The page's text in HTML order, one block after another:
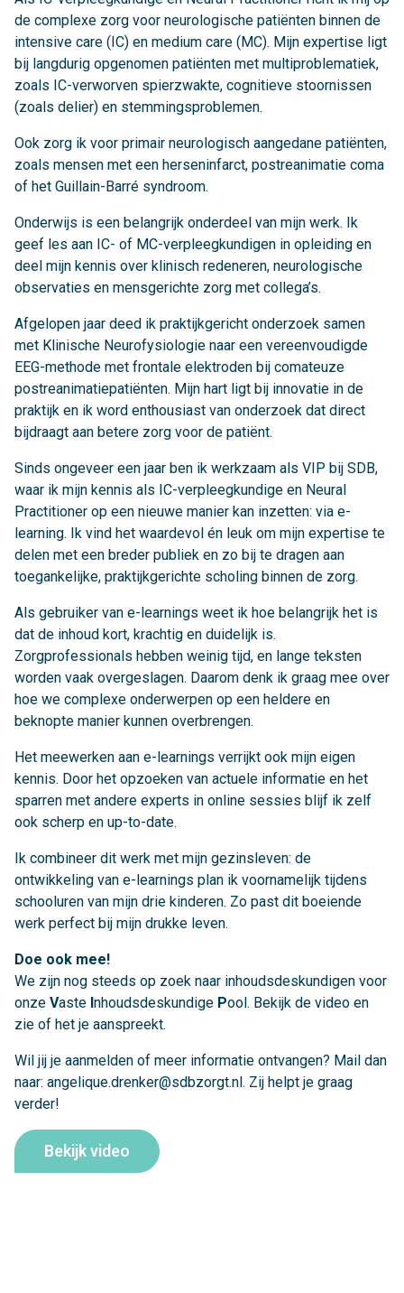
de complexe zorg voor neurologische patiënten binnen de
intensive care (IC) en medium care (MC). Mijn expertise ligt
bij langdurig opgenomen patiënten met multiproblematiek,
zoals IC-verworven spierzwakte, cognitieve stoornissen
(zoals delier) en stemmingsproblemen.
Ook zorg ik voor primair neurologisch aangedane patiënten,
zoals mensen met een herseninfarct, postreanimatie coma
of het Guillain-Barré syndroom.
Onderwijs is een belangrijk onderdeel van mijn werk. Ik
geef les aan IC- of MC-verpleegkundigen in opleiding en
deel mijn kennis over klinisch redeneren, neurologische
observaties en mensgerichte zorg met collega’s.
Afgelopen jaar deed ik praktijkgericht onderzoek samen
met Klinische Neurofysiologie naar een vereenvoudigde
EEG-methode met frontale elektroden bij comateuze
postreanimatiepatiënten. Mijn hart ligt bij innovatie in de
praktijk en ik word enthousiast van onderzoek dat direct
bijdraagt aan betere zorg voor de patiënt.
Sinds ongeveer een jaar ben ik werkzaam als VIP bij SDB,
waar ik mijn kennis als IC-verpleegkundige en Neural
Practitioner op een nieuwe manier kan inzetten: via e-
learning. Ik vind het waardevol én leuk om mijn expertise te
delen met een breder publiek en zo bij te dragen aan
toegankelijke, praktijkgerichte scholing binnen de zorg.
Als gebruiker van e-learnings weet ik hoe belangrijk het is
dat de inhoud kort, krachtig en duidelijk is.
Zorgprofessionals hebben weinig tijd, en lange teksten
worden vaak overgeslagen. Daarom denk ik graag mee over
hoe we complexe onderwerpen op een heldere en
beknopte manier kunnen overbrengen.
Het meewerken aan e-learnings verrijkt ook mijn eigen
kennis. Door het opzoeken van actuele informatie en het
sparren met andere experts in online sessies blijf ik zelf
ook scherp en up-to-date.
Ik combineer dit werk met mijn gezinsleven: de
ontwikkeling van e-learnings plan ik voornamelijk tijdens
schooluren van mijn drie kinderen. Zo past dit boeiende
werk perfect bij mijn drukke leven.
Doe ook mee!
We zijn nog steeds op zoek naar inhoudsdeskundigen voor
onze Vaste nhoudsdeskundige Pool. Bekijk de video en
zie of het je aanspreekt.
Wil jij je aanmelden of meer informatie ontvangen? Mail dan
naar: angelique.drenker@sdbzorgt.nl. Zij helpt je graag
verder!
Bekijk video